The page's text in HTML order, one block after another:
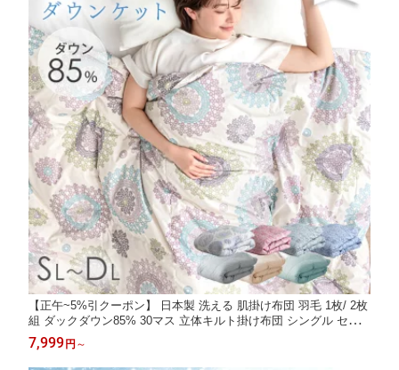
【正午~5%引クーポン】 日本製 洗える 肌掛け布団 羽毛 1枚/ 2枚
組 ダックダウン85% 30マス 立体キルト掛け布団 シングル セミ
ダブル ダブル ダウンケット 肌掛けふとん 羽毛布団 肌布団 布団
除菌 防臭 夏 夏用 夏布団 春 ダウンケット 国産 涼しい
7,999 円 ～